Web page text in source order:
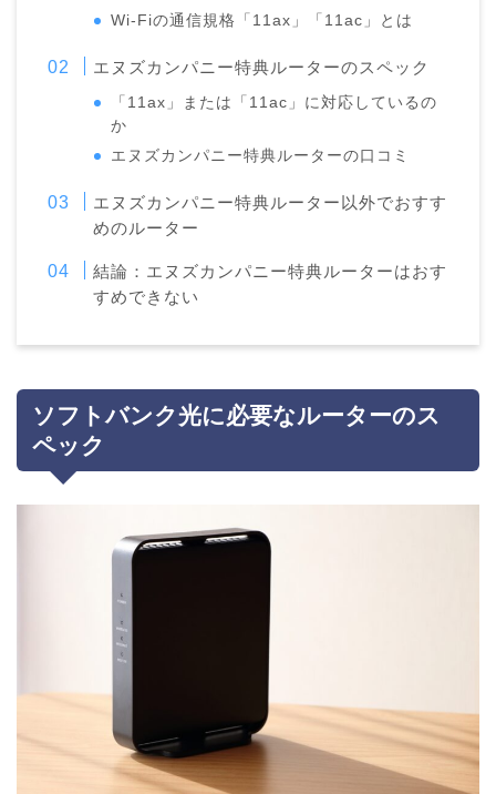
Wi-Fiの通信規格「11ax」「11ac」とは
エヌズカンパニー特典ルーターのスペック
「11ax」または「11ac」に対応しているの
か
エヌズカンパニー特典ルーターの口コミ
エヌズカンパニー特典ルーター以外でおすす
めのルーター
結論：エヌズカンパニー特典ルーターはおす
すめできない
ソフトバンク光に必要なルーターのス
ペック